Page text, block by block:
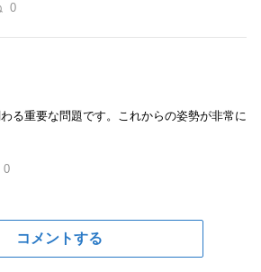
0
る重要な問題です。これからの姿勢が非常に
0
コメントする